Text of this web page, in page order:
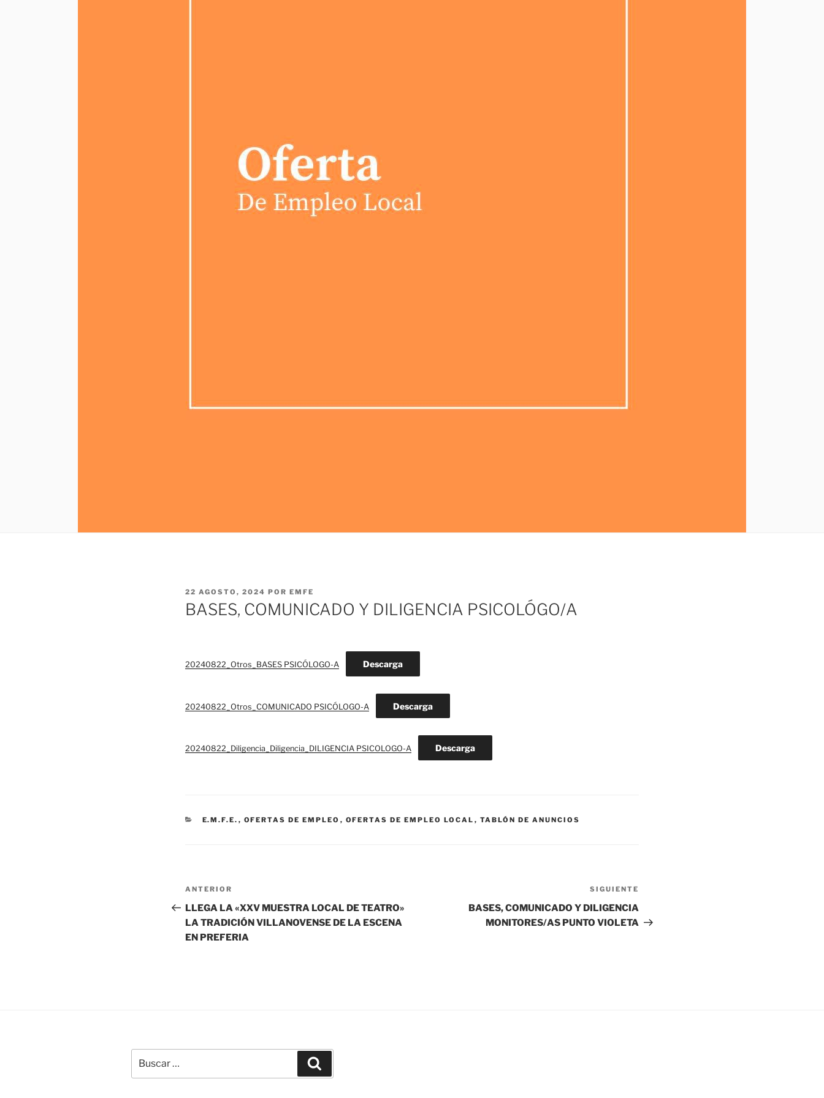
PUBLICADO
EL
22 AGOSTO, 2024 POR EMFE
BASES, COMUNICADO Y DILIGENCIA PSICOLÓGO/A
20240822_Otros_BASES PSICÓLOGO-A Descarga
20240822_Otros_COMUNICADO PSICÓLOGO-A Descarga
20240822_Diligencia_Diligencia_DILIGENCIA PSICOLOGO-A Descarga
CATEGORÍAS
E.M.F.E. , OFERTAS DE EMPLEO , OFERTAS DE EMPLEO LOCAL , TABLÓN DE ANUNCIOS
Navegación
de
entradas
Entrada
anterior:
ANTERIOR
LLEGA LA «XXV MUESTRA LOCAL DE TEATRO»
LA TRADICIÓN VILLANOVENSE DE LA ESCENA
EN PREFERIA
SIGUIENTE
BASES, COMUNICADO Y DILIGENCIA
MONITORES/AS PUNTO VIOLETA
por: